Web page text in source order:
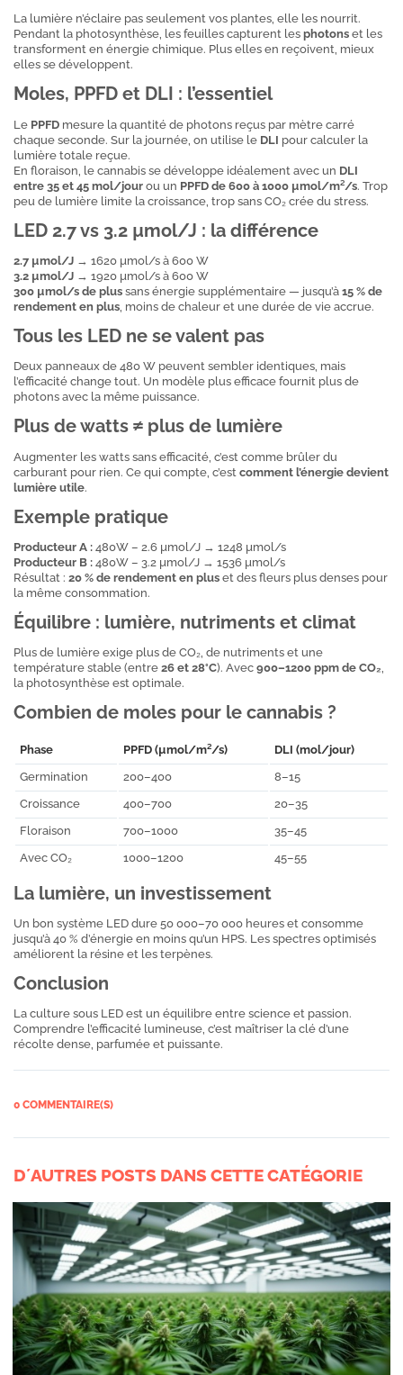
La lumière n’éclaire pas seulement vos plantes, elle les nourrit.
Pendant la photosynthèse, les feuilles capturent les photons et les
transforment en énergie chimique. Plus elles en reçoivent, mieux
elles se développent.
Moles, PPFD et DLI : l’essentiel
Le PPFD mesure la quantité de photons reçus par mètre carré
chaque seconde. Sur la journée, on utilise le DLI pour calculer la
lumière totale reçue.
En floraison, le cannabis se développe idéalement avec un DLI
entre 35 et 45 mol/jour ou un PPFD de 600 à 1000 µmol/m²/s. Trop
peu de lumière limite la croissance, trop sans CO₂ crée du stress.
LED 2.7 vs 3.2 µmol/J : la différence
2.7 µmol/J → 1620 µmol/s à 600 W
3.2 µmol/J → 1920 µmol/s à 600 W
300 µmol/s de plus sans énergie supplémentaire — jusqu’à 15 % de
rendement en plus , moins de chaleur et une durée de vie accrue.
Tous les LED ne se valent pas
Deux panneaux de 480 W peuvent sembler identiques, mais
l’efficacité change tout. Un modèle plus efficace fournit plus de
photons avec la même puissance.
Plus de watts ≠ plus de lumière
Augmenter les watts sans efficacité, c’est comme brûler du
carburant pour rien. Ce qui compte, c’est comment l’énergie devient
lumière utile.
Exemple pratique
Producteur A : 480W – 2.6 µmol/J → 1248 µmol/s
Producteur B : 480W – 3.2 µmol/J → 1536 µmol/s
Résultat : 20 % de rendement en plus et des fleurs plus denses pour
la même consommation.
Équilibre : lumière, nutriments et climat
Plus de lumière exige plus de CO₂, de nutriments et une
température stable (entre 26 et 28°C). Avec 900–1200 ppm de CO₂,
la photosynthèse est optimale.
Combien de moles pour le cannabis ?
Phase PPFD (µmol/m²/s)
DLI (mol/jour)
Germination
200–400
8–15
Croissance
400–700
20–35
Floraison
700–1000
35–45
Avec CO₂
1000–1200 45–55
La lumière, un investissement
Un bon système LED dure 50 000–70 000 heures et consomme
jusqu’à 40 % d’énergie en moins qu’un HPS. Les spectres optimisés
améliorent la résine et les terpènes.
Conclusion
La culture sous LED est un équilibre entre science et passion.
Comprendre l’efficacité lumineuse, c’est maîtriser la clé d’une
récolte dense, parfumée et puissante.
0 COMMENTAIRE(S)
D´AUTRES POSTS DANS CETTE CATÉGORIE